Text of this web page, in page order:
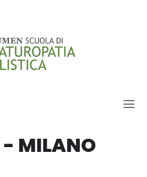
- MILANO